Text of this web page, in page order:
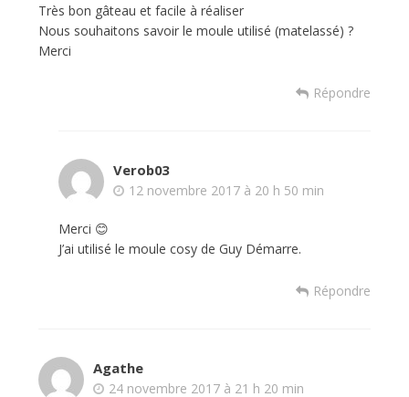
Très bon gâteau et facile à réaliser
Nous souhaitons savoir le moule utilisé (matelassé) ?
Merci
Répondre
Verob03
12 novembre 2017 à 20 h 50 min
Merci 😊
J’ai utilisé le moule cosy de Guy Démarre.
Répondre
Agathe
24 novembre 2017 à 21 h 20 min